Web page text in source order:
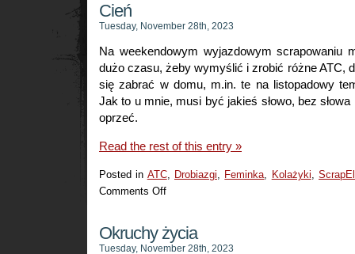
Cień
Tuesday, November 28th, 2023
Na weekendowym wyjazdowym scrapowaniu
dużo czasu, żeby wymyślić i zrobić różne ATC,
się zabrać w domu, m.in. te na listopadowy
Jak to u mnie, musi być jakieś słowo, bez
oprzeć.
Read the rest of this entry »
Posted in ATC, Drobiazgi, Feminka, Kolażyki,
Comments Offon
Okruchy życia
Tuesday, November 28th, 2023